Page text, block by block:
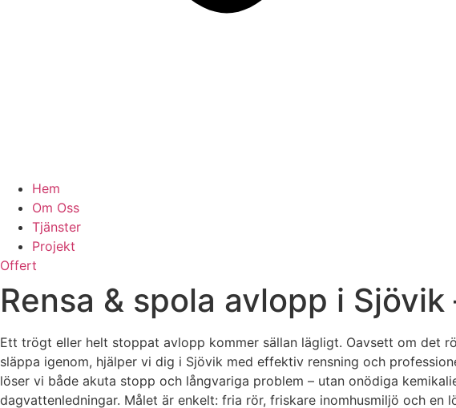
Hem
Om Oss
Tjänster
Projekt
Offert
Rensa & spola avlopp i
Ett trögt eller helt stoppat avlopp kommer sällan lägligt. Oavsett om det
släppa igenom, hjälper vi dig i Sjövik med effektiv rensning och
löser vi både akuta stopp och långvariga problem – utan onödiga
dagvattenledningar. Målet är enkelt: fria rör, friskare inomhusmiljö och